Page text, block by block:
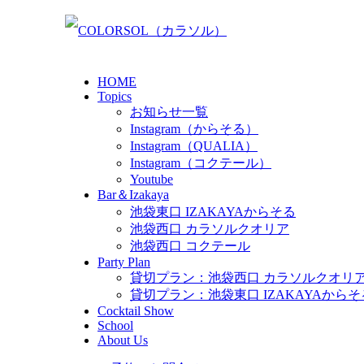
HOME
Topics
お知らせ一覧
Instagram（からそる）
Instagram（QUALIA）
Instagram（コクテール）
Youtube
Bar＆Izakaya
池袋東口 IZAKAYAからそる
池袋西口 カラソルクオリア
池袋西口 コクテール
Party Plan
貸切プラン：池袋西口 カラソルクオリ
貸切プラン：池袋東口 IZAKAYAからそ
Cocktail Show
School
About Us